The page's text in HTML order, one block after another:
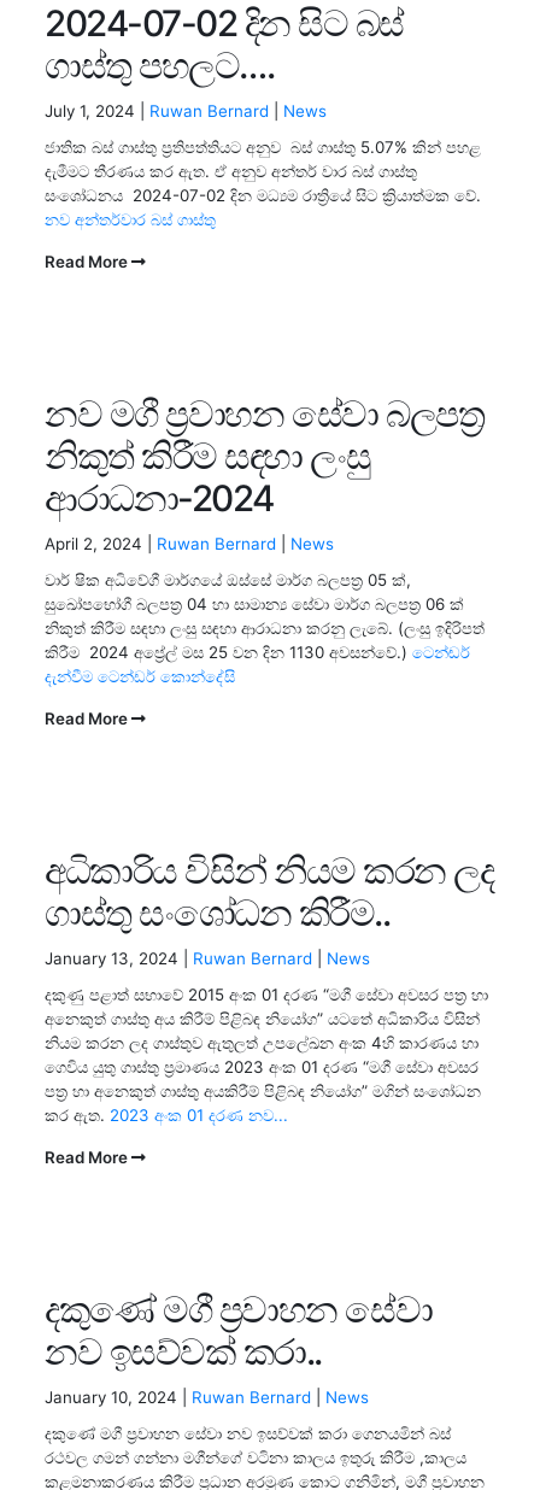
2024-07-02 දින සිට බස්
ගාස්තු පහලට….
July 1, 2024 | Ruwan Bernard
News
ජාතික බස් ගාස්තු ප්‍රතිපත්තියට අනුව බස් ගාස්තු 5.07% කින් පහළ
දැමීමට තීරණය කර ඇත. ඒ අනුව අන්තර් වාර බස් ගාස්තු
සංශෝධනය 2024-07-02 දින මධ්‍යම රාත්‍රියේ සිට ක්‍රියාත්මක වේ.
නව අන්තර්වාර බස් ගාස්තු
Read More
නව මගී ප්‍රවාහන සේවා බලපත්‍ර
නිකුත් කිරීම සඳහා ලංසු
ආරාධනා-2024
April 2, 2024 | Ruwan Bernard
News
වාර් ෂික අධිවේගී මාර්ගයේ ඔස්සේ මාර්ග බලපත්‍ර 05 ක්,
සුඛෝපභෝගී බලපත්‍ර 04 හා සාමාන්‍ය සේවා මාර්ග බලපත්‍ර 06 ක්
නිකුත් කිරීම සඳහා ලංසු සඳහා ආරාධනා කරනු ලැබේ. (ලංසු ඉදිරිපත්
කිරීම 2024 අප්‍රේල් මස 25 වන දින 1130 අවසන්වේ.) ටෙන්ඬර්
දැන්වීම ටෙන්ඩර් කොන්දේසි
Read More
අධිකාරිය විසින් නියම කරන ලද
ගාස්තු සංශෝධන කිරීම..
January 13, 2024 | Ruwan Bernard
News
දකුණු පළාත් සභාවේ 2015 අංක 01 දරණ “මගී සේවා අවසර පත්‍ර හා
අනෙකුත් ගාස්තු අය කිරීම් පිළිබඳ නියෝග” යටතේ අධිකාරිය විසින්
නියම කරන ලද ගාස්තුව ඇතුලත් උපලේඛන අංක 4හි කාරණය හා
ගෙවිය යුතු ගාස්තු ප්‍රමාණය 2023 අංක 01 දරණ “මගී සේවා අවසර
පත්‍ර හා අනෙකුත් ගාස්තු අයකිරීම් පිළිබඳ නියෝග” මගින් සංශෝධන
කර ඇත. 2023 අංක 01 දරණ නව...
Read More
දකුණේ මගී ප්‍රවාහන සේවා
නව ඉසව්වක් කරා..
January 10, 2024 | Ruwan Bernard
News
දකුණේ මගී ප්‍රවාහන සේවා නව ඉසව්වක් කරා ගෙනයමින් බස්‍
රථවල ගමන් ගන්නා මගීන්ගේ වටිනා කාලය ඉතුරු කිරීම ,කාලය
කළමනාකරණය කිරීම ප්‍රධාන අරමුණ කොට ගනිමින්, මගී ප්‍රවාහන